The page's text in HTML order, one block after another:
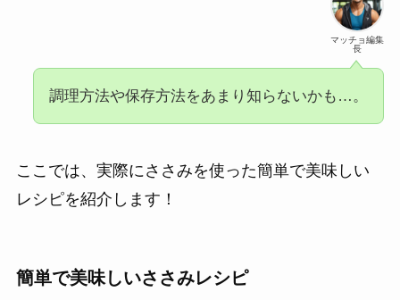
マッチョ編集
長
調理方法や保存方法をあまり知らないかも…。
ここでは、実際にささみを使った簡単で美味しい
レシピを紹介します！
簡単で美味しいささみレシピ